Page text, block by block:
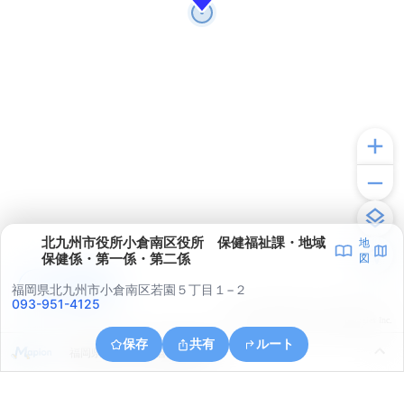
北九州市役所小倉南区役所 保健福祉課・地域
保健係・第一係・第二係
地
図
福岡県北九州市小倉南区若園５丁目１−２
093-951-4125
保存 共有 ルート
福岡県北九州市小倉南区隠蓑
アプリで見る